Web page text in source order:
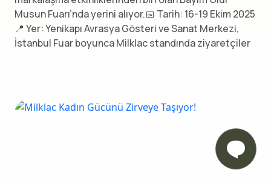
Musun Fuarı’nda yerini alıyor.📅 Tarih: 16-19 Ekim 2025
📍 Yer: Yenikapı Avrasya Gösteri ve Sanat Merkezi,
İstanbul Fuar boyunca Milklac standında ziyaretçiler